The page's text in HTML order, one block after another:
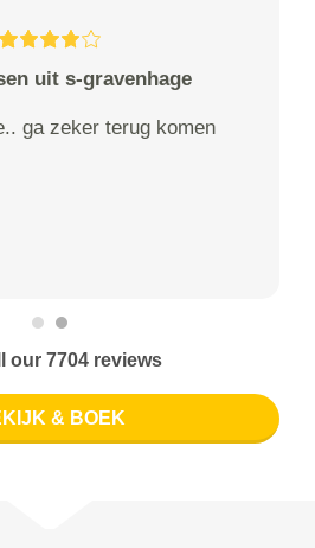
uit s-gravenhage
ga zeker terug komen
our 7704 reviews
& BOEK